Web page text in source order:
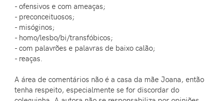
- ofensivos e com ameaças;
- preconceituosos;
- misóginos;
- homo/lesbo/bi/transfóbicos;
- com palavrões e palavras de baixo calão;
- reaças.
A área de comentários não é a casa da mãe Joana, então
tenha respeito, especialmente se for discordar do